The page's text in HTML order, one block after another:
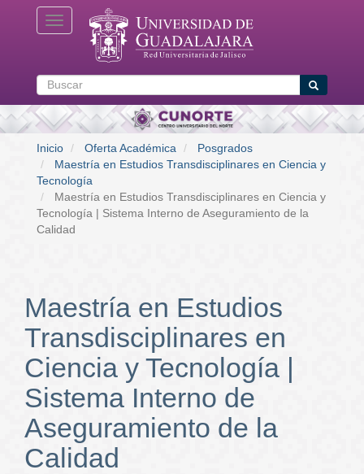
Toggle navigation
Buscar Buscar
Inicio Oferta Académica
Posgrados
Maestría en Estudios Transdisciplinares en Ciencia y
Tecnología
Maestría en Estudios Transdisciplinares en Ciencia y
Tecnología | Sistema Interno de Aseguramiento de la
Calidad
Maestría en Estudios
Transdisciplinares en
Ciencia y Tecnología |
Sistema Interno de
Aseguramiento de la
Calidad